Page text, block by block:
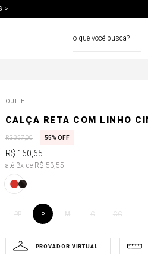
>
OUTLET
CALÇA RETA COM LINHO
R$357,00 55% OFF
R$ 160 65
até 3x de R$ 53,55
PP P M G GG